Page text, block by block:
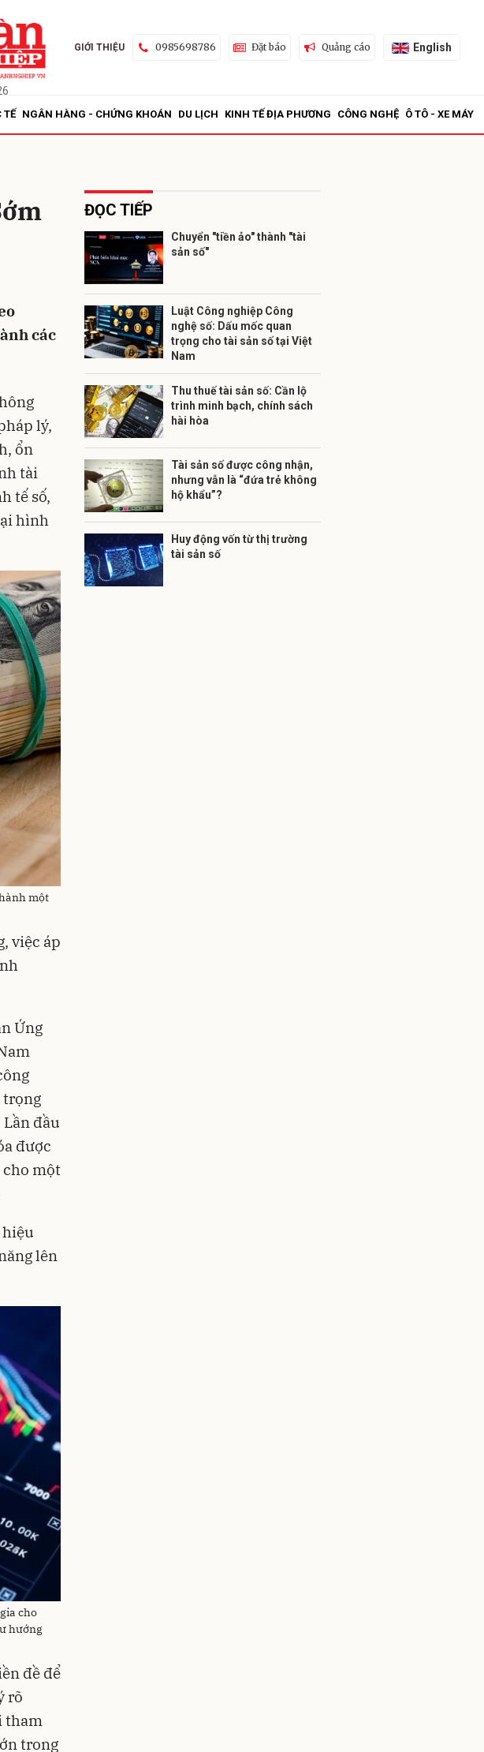
GIỚI THIỆU 0985698786 Đặt báo Quảng cáo English
TẾ NGÂN HÀNG - CHỨNG KHOÁN DU LỊCH KINH TẾ ĐỊA PHƯƠNG CÔNG NGHỆ Ô TÔ - XE MÁY
các
lý,
ổn
tài
tế số,
hình
một
việc áp
Ứng
trọng
đầu
được
cho một
lên
cho
hướng
đề để
rõ
tham
trong
ĐỌC TIẾP
Chuyển "tiền ảo" thành "tài
sản số"
Luật Công nghiệp Công
nghệ số: Dấu mốc quan
trọng cho tài sản số tại Việt
Nam
Thu thuế tài sản số: Cần lộ
trình minh bạch, chính sách
hài hòa
Tài sản số được công nhận,
nhưng vẫn là “đứa trẻ không
hộ khẩu”?
Huy động vốn từ thị trường
tài sản số
Gửi